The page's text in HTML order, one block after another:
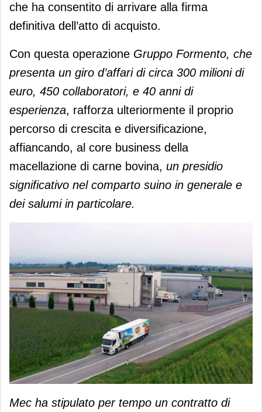
che ha consentito di arrivare alla firma
definitiva dell’atto di acquisto.
Con questa operazione Gruppo Formento, che
presenta un giro d’affari di circa 300 milioni di
euro, 450 collaboratori, e 40 anni di
esperienza, rafforza ulteriormente il proprio
percorso di crescita e diversificazione,
affiancando, al core business della
macellazione di carne bovina, un presidio
significativo nel comparto suino in generale e
dei salumi in particolare.
Mec ha stipulato per tempo un contratto di